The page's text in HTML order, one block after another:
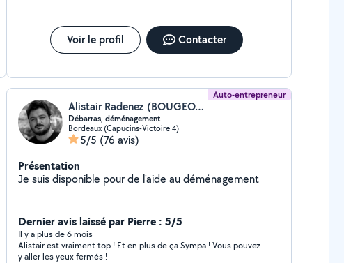
Voir le profil Contacter
Auto-entrepreneur
Alistair Radenez (BOUGEOTTE)
Débarras, déménagement
Bordeaux (Capucins-Victoire 4)
5/5 (76 avis)
Présentation
Je suis disponible pour de l'aide au déménagement
Dernier avis laissé par Pierre : 5/5
Il y a plus de 6 mois
Alistair est vraiment top ! Et en plus de ça Sympa ! Vous pouvez
y aller les yeux fermés !